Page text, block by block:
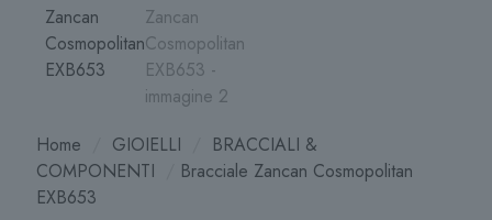
Home GIOIELLI
BRACCIALI &
COMPONENTI
Bracciale Zancan Cosmopolitan
EXB653